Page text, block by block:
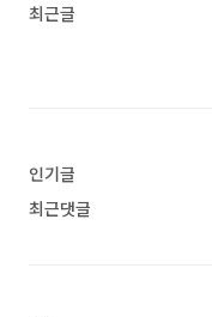
최근글
인기글
최근댓글